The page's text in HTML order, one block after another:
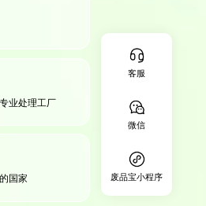
业处理工厂
国家
客服
微信
废品宝小程序